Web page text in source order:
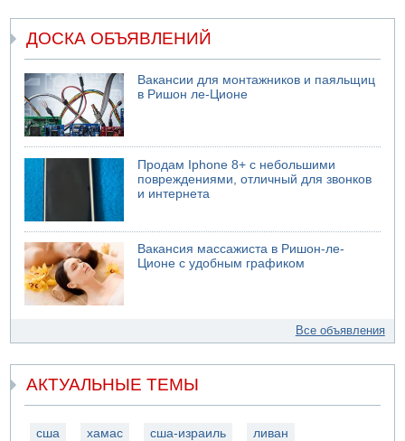
ДОСКА ОБЪЯВЛЕНИЙ
Вакансии для монтажников и паяльщиц
в Ришон ле-Ционе
Продам Iphone 8+ с небольшими
повреждениями, отличный для звонков
и интернета
Вакансия массажиста в Ришон-ле-
Ционе с удобным графиком
Все объявления
АКТУАЛЬНЫЕ ТЕМЫ
сша хамас сша-израиль ливан